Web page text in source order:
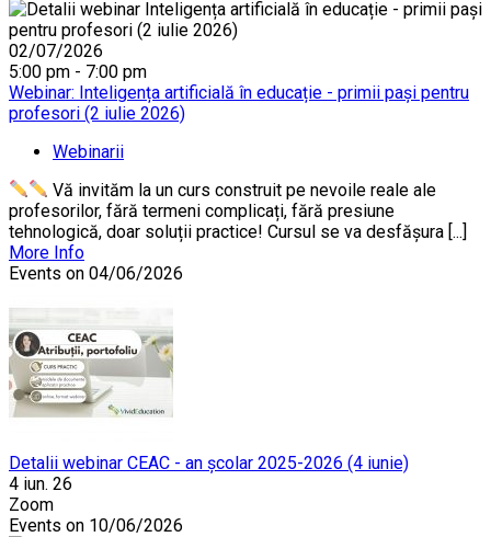
02/07/2026
5:00 pm - 7:00 pm
Webinar: Inteligența artificială în educație - primii pași pentru
profesori (2 iulie 2026)
Webinarii
Vă invităm la un curs construit pe nevoile reale ale
profesorilor, fără termeni complicați, fără presiune
tehnologică, doar soluții practice! Cursul se va desfășura [...]
More Info
Events on 04/06/2026
Detalii webinar CEAC - an școlar 2025-2026 (4 iunie)
4 iun. 26
Zoom
Events on 10/06/2026